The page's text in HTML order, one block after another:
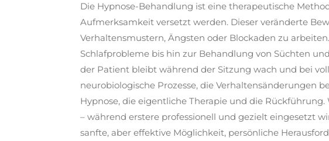
Die Hypnose-Behandlung ist eine therapeutische
Aufmerksamkeit versetzt werden. Dieser veränderte
Verhaltensmustern, Ängsten oder Blockaden zu
Schlafprobleme bis hin zur Behandlung von Süchten
der Patient bleibt während der Sitzung wach und bei
neurobiologische Prozesse, die Verhaltensänderungen
Hypnose, die eigentliche Therapie und die
– während erstere professionell und gezielt eingesetzt
sanfte, aber effektive Möglichkeit, persönliche